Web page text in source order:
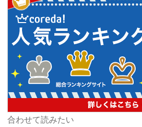
合わせて読みたい